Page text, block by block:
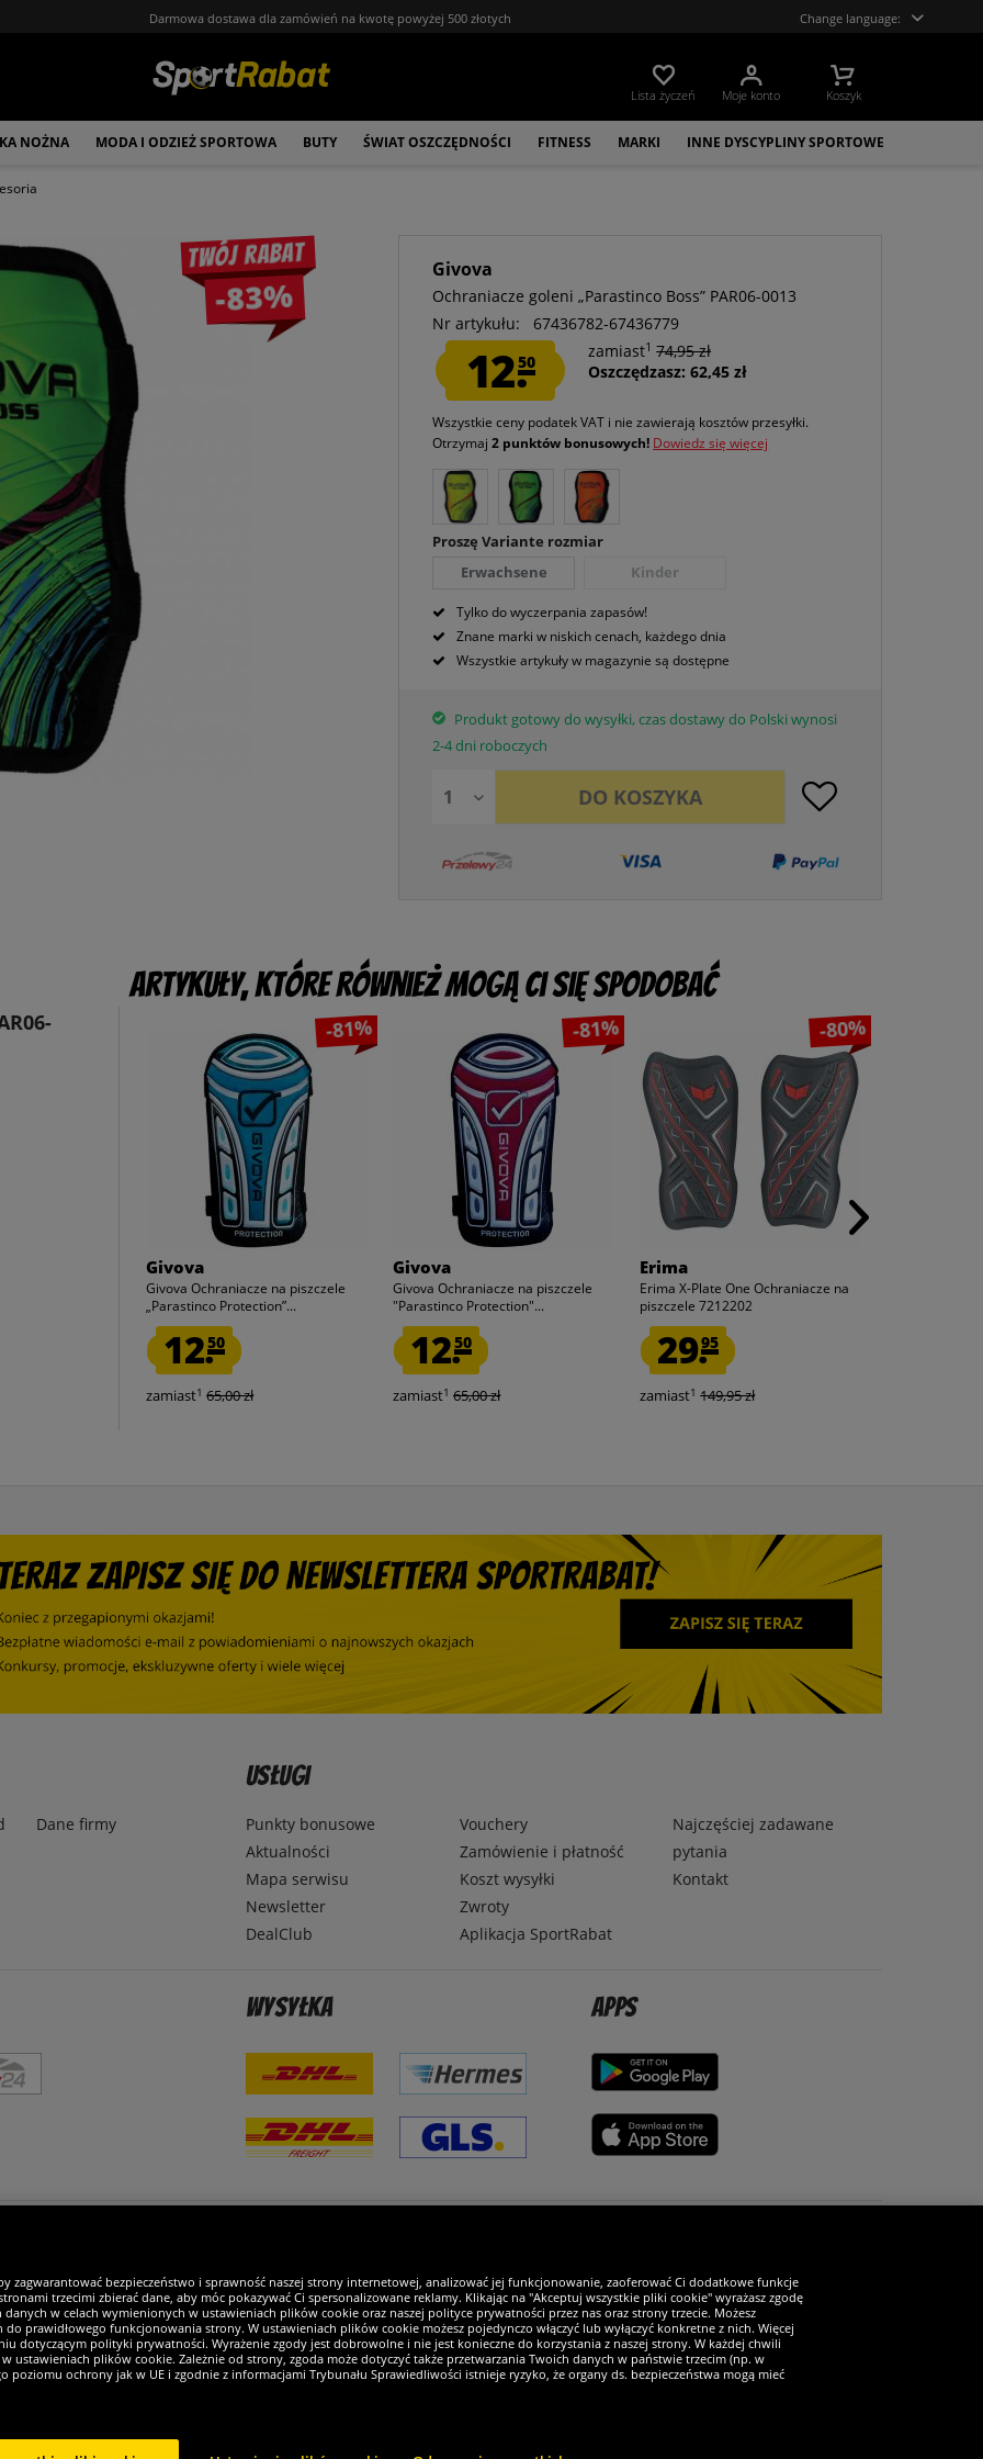
Darmowa dostawa dla zamówień na kwotę powyżej 500 złotych Change language:
Lista życzeń Moje konto Koszyk
NOŻNA MODA I ODZIEŻ SPORTOWA BUTY ŚWIAT OSZCZĘDNOŚCI FITNESS MARKI INNE DYSCYPLINY SPORTOWE
Twój rabat
-83%
Givova
Ochraniacze goleni „Parastinco Boss” PAR06-0013
Nr artykułu:
67436782-67436779
12.50
zamiast1 74,95 zł
Oszczędzasz: 62,45 zł
Wszystkie ceny podatek VAT i nie zawierają kosztów przesyłki.
Otrzymaj2 punktów bonusowych! Dowiedz się więcej
Proszę Variante rozmiar
Erwachsene
Kinder
Tylko do wyczerpania zapasów!
Znane marki w niskich cenach, każdego dnia
Wszystkie artykuły w magazynie są dostępne
Produkt gotowy do wysyłki, czas dostawy do Polski wynosi
2-4 dni roboczych
DO KOSZYKA
Artykuły, które również mogą Ci się spodobać
-81%
Givova
Givova Ochraniacze na piszczele
„Parastinco Protection”...
12.50
zamiast1 65,00 zł
-81%
Givova
Givova Ochraniacze na piszczele
"Parastinco Protection"...
12.50
zamiast1 65,00 zł
-80%
Erima
Erima X-Plate One Ochraniacze na
piszczele 7212202
29.95
zamiast1 149,95 zł
Dane firmy
Usługi
Punkty bonusowe
Aktualności
Mapa serwisu
Newsletter
DealClub
Vouchery
Zamówienie i płatność
Koszt wysyłki
Zwroty
Aplikacja SportRabat
Najczęściej zadawane
pytania
Kontakt
Wysyłka Apps
zagwarantować bezpieczeństwo i sprawność naszej strony internetowej, analizować jej funkcjonowanie, zaoferować Ci dodatkowe funkcje
trzecimi zbierać dane, aby móc pokazywać Ci spersonalizowane reklamy. Klikając na "Akceptuj wszystkie pliki cookie" wyrażasz zgodę
w celach wymienionych w ustawieniach plików cookie oraz naszej polityce prywatności przez nas oraz strony trzecie. Możesz
prawidłowego funkcjonowania strony. W ustawieniach plików cookie możesz pojedynczo włączyć lub wyłączyć konkretne z nich. Więcej
dotyczącym polityki prywatności. Wyrażenie zgody jest dobrowolne i nie jest konieczne do korzystania z naszej strony. W każdej chwili
w ustawieniach plików cookie. Zależnie od strony, zgoda może dotyczyć także przetwarzania Twoich danych w państwie trzecim (np. w
poziomu ochrony jak w UE i zgodnie z informacjami Trybunału Sprawiedliwości istnieje ryzyko, że organy ds. bezpieczeństwa mogą mieć